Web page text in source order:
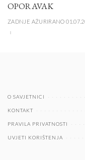
OPORAVAK
ZADNJE AŽURIRANO
O SAVJETNICI
KONTAKT
PRAVILA PRIVATNOSTI
UVJETI KORIŠTENJA